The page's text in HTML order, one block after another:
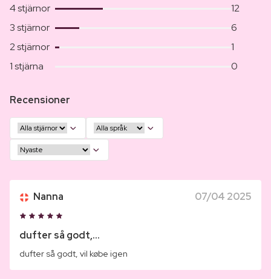
4 stjärnor
12
3 stjärnor
6
2 stjärnor
1
1 stjärna
0
Recensioner
Nanna 07/04 2025
dufter så godt,...
dufter så godt, vil købe igen